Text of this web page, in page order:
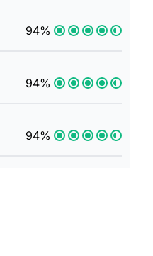
94%
94%
94%